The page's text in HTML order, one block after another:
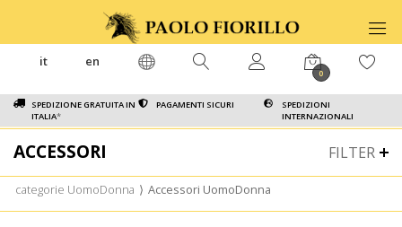
SPEDIZIONE GRATUITA IN
ITALIA*
PAGAMENTI SICURI
SPEDIZIONI
INTERNAZIONALI
it en
0
FILTER
ACCESSORI
categorie UomoDonna ⟩ Accessori UomoDonna